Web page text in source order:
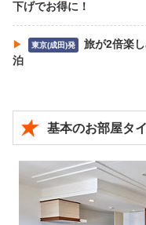
下げでお得に！
東京(成田)発
旅が2倍楽
泊
基本のお部屋タ